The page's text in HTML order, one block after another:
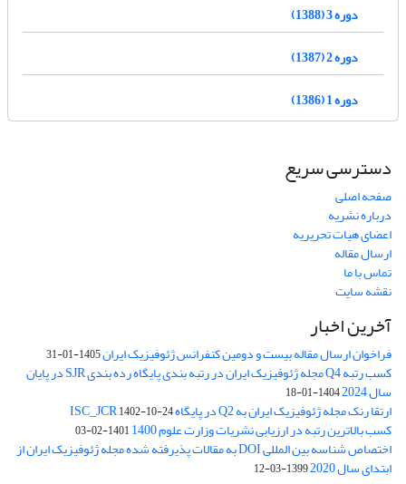
دوره 3 (1388)
دوره 2 (1387)
دوره 1 (1386)
دسترسی سریع
صفحه اصلی
درباره نشریه
اعضای هیات تحریریه
ارسال مقاله
تماس با ما
نقشه سایت
آخرین اخبار
فراخوان ارسال مقاله بیست و دومین کنفرانس ژئوفیزیک ایران1405-01-31
کسب رتبه Q4 مجله ژئوفیزیک ایران در رتبه بندی پایگاه رده بندی SJR در پایان
سال 2024 1404-01-18
ارتقا رنک مجله ژئوفیزیک ایران به Q2 در پایگاه ISC_JCR 1402-10-24
کسب بالاترین رتبه در ارزیابی نشریات وزارت علوم 1400 1401-02-03
اختصاص شناسه بین المللی DOI به مقالات پذیرفته شده مجله ژئوفیزیک ایران از
ابتدای سال 2020 1399-03-12